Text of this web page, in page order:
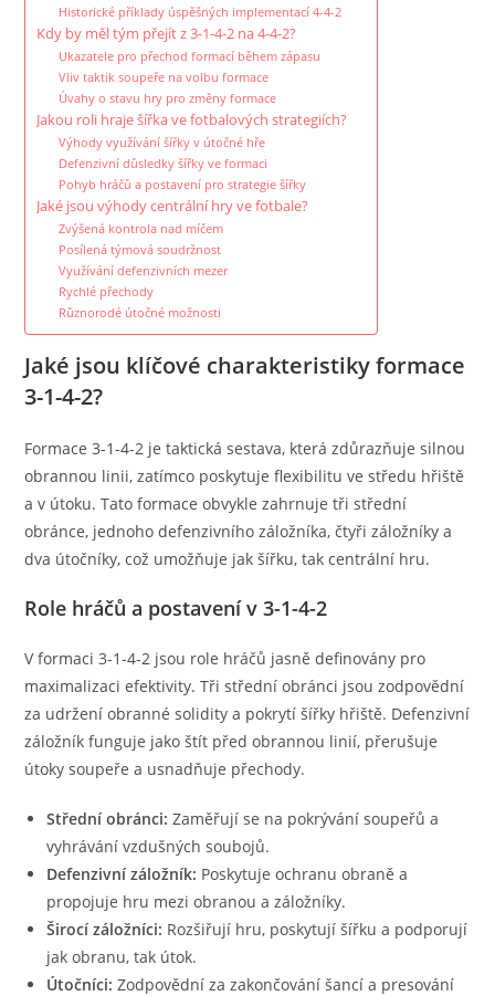
Historické příklady úspěšných implementací 4-4-2
Kdy by měl tým přejít z 3-1-4-2 na 4-4-2?
Ukazatele pro přechod formací během zápasu
Vliv taktik soupeře na volbu formace
Úvahy o stavu hry pro změny formace
Jakou roli hraje šířka ve fotbalových strategiích?
Výhody využívání šířky v útočné hře
Defenzivní důsledky šířky ve formaci
Pohyb hráčů a postavení pro strategie šířky
Jaké jsou výhody centrální hry ve fotbale?
Zvýšená kontrola nad míčem
Posílená týmová soudržnost
Využívání defenzivních mezer
Rychlé přechody
Různorodé útočné možnosti
Jaké jsou klíčové charakteristiky formace
3-1-4-2?
Formace 3-1-4-2 je taktická sestava, která zdůrazňuje silnou
obrannou linii, zatímco poskytuje flexibilitu ve středu hřiště
a v útoku. Tato formace obvykle zahrnuje tři střední
obránce, jednoho defenzivního záložníka, čtyři záložníky a
dva útočníky, což umožňuje jak šířku, tak centrální hru.
Role hráčů a postavení v 3-1-4-2
V formaci 3-1-4-2 jsou role hráčů jasně definovány pro
maximalizaci efektivity. Tři střední obránci jsou zodpovědní
za udržení obranné solidity a pokrytí šířky hřiště. Defenzivní
záložník funguje jako štít před obrannou linií, přerušuje
útoky soupeře a usnadňuje přechody.
Střední obránci: Zaměřují se na pokrývání soupeřů a
vyhrávání vzdušných soubojů.
Defenzivní záložník: Poskytuje ochranu obraně a
propojuje hru mezi obranou a záložníky.
Širocí záložníci: Rozšiřují hru, poskytují šířku a podporují
jak obranu, tak útok.
Útočníci: Zodpovědní za zakončování šancí a presování